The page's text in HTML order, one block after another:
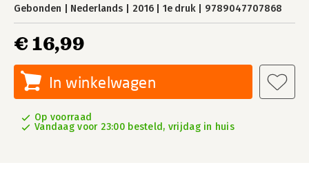
Gebonden Nederlands 2016 1e druk 9789047707868
€ 16,99
In winkelwagen
Op voorraad
Vandaag voor 23:00 besteld, vrijdag in huis